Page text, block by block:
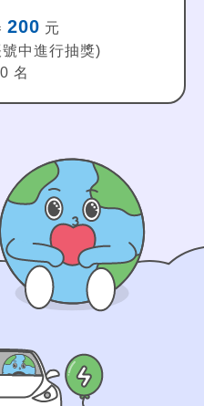
200 元
中進行抽獎)
名